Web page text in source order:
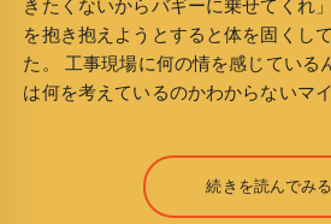
きたくないからバギーに乗せてくれ
を抱き抱えようとすると体を固くし
た。 工事現場に何の情を感じている
は何を考えているのかわからないマ
続きを読んでみる